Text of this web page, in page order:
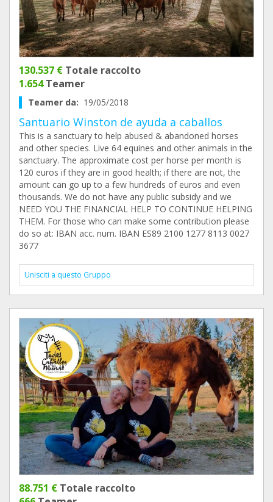
130.537 € Totale raccolto
1.654Teamer
Teamer da: 19/05/2018
Santuario Winston de ayuda a caballos
This is a sanctuary to help abused & abandoned horses
and other species. Live 64 equines and other animals in the
sanctuary. The approximate cost per horse per month is
120 euros if they are in good health; if there are not, the
amount can go up to a few hundreds of euros and even
thousands. We do not have any public subsidy and we
NEED YOU THE FINANCIAL HELP TO CONTINUE HELPING
THEM. For those who can make some contribution please
do so at: IBAN acc. num. IBAN ES89 2100 1277 8113 0027
3677
Unisciti a questo Gruppo
88.751 € Totale raccolto